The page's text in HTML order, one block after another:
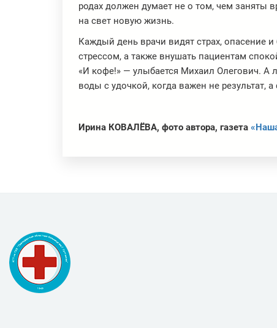
родах должен думает не о том, чем заняты
на свет новую жизнь.
Каждый день врачи видят страх, опасение
стрессом, а также внушать пациентам
«И кофе!» — улыбается Михаил Олегович. А
воды с удочкой, когда важен не результат,
Ирина КОВАЛЁВА, фото автора, газета